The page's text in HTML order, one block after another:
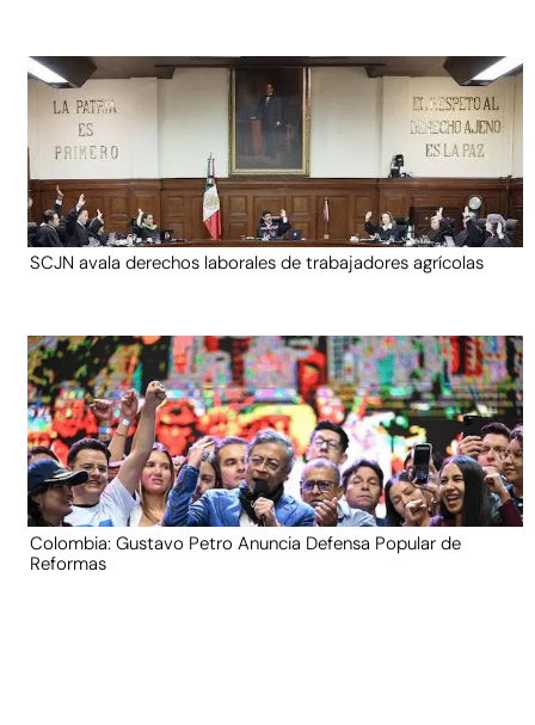
SCJN avala derechos laborales de trabajadores agrícolas
Colombia: Gustavo Petro Anuncia Defensa Popular de
Reformas